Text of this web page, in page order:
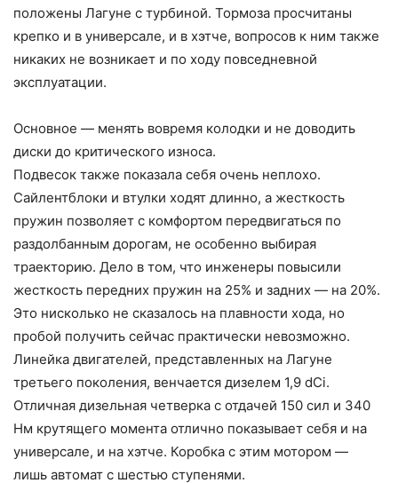
положены Лагуне с турбиной. Тормоза просчитаны
крепко и в универсале, и в хэтче, вопросов к ним также
никаких не возникает и по ходу повседневной
эксплуатации.
Основное — менять вовремя колодки и не доводить
диски до критического износа.
Подвесок также показала себя очень неплохо.
Сайлентблоки и втулки ходят длинно, а жесткость
пружин позволяет с комфортом передвигаться по
раздолбанным дорогам, не особенно выбирая
траекторию. Дело в том, что инженеры повысили
жесткость передних пружин на 25% и задних — на 20%.
Это нисколько не сказалось на плавности хода, но
пробой получить сейчас практически невозможно.
Линейка двигателей, представленных на Лагуне
третьего поколения, венчается дизелем 1,9 dCi.
Отличная дизельная четверка с отдачей 150 сил и 340
Нм крутящего момента отлично показывает себя и на
универсале, и на хэтче. Коробка с этим мотором —
лишь автомат с шестью ступенями.